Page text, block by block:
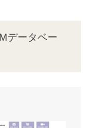
データベー